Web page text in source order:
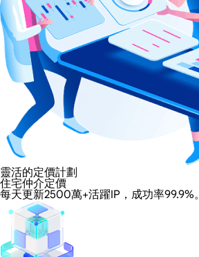
靈活的定價計劃
住宅仲介定價
每天更新2500萬+活躍IP，成功率99.9%。